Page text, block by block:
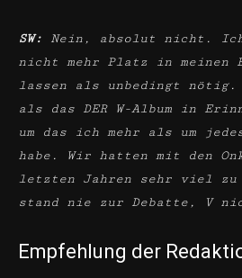
SW: Nein, absolut nicht. Ich
nicht mehr Platz in meinen
lassen als unbedingt nötig.
als das DER W-Album in
um das ich mehr als um
habe. Wir hatten mit den
letzten Jahren sehr viel zu
stand nie zur Debatte, V
Empfehlung der